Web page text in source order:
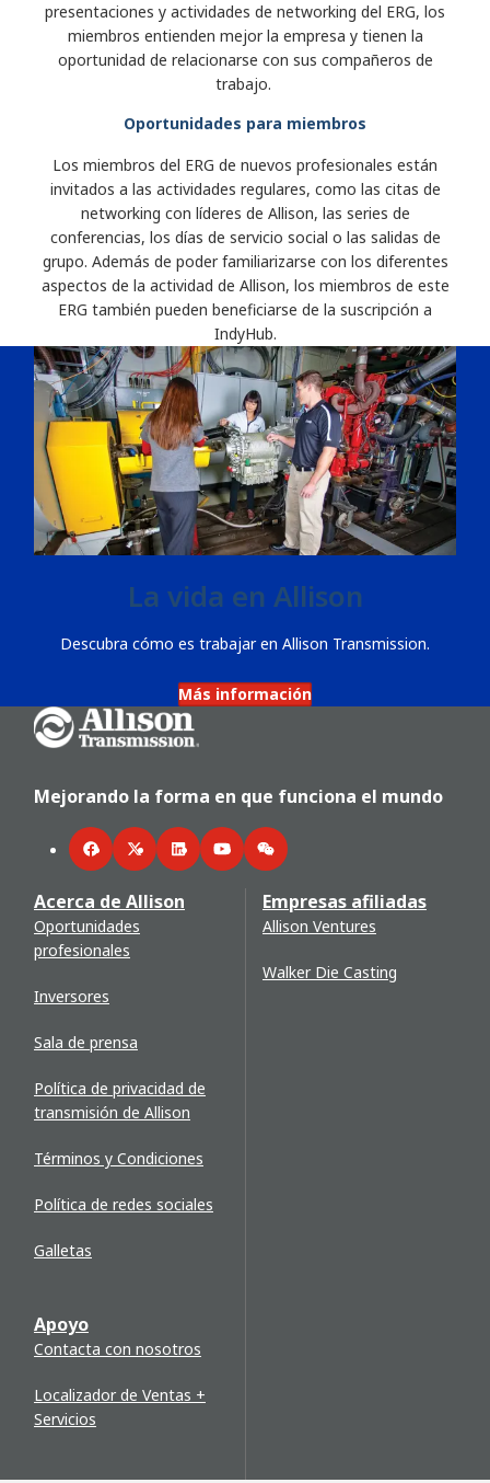
presentaciones y actividades de networking del ERG, los
miembros entienden mejor la empresa y tienen la
oportunidad de relacionarse con sus compañeros de
trabajo.
Oportunidades para miembros
Los miembros del ERG de nuevos profesionales están
invitados a las actividades regulares, como las citas de
networking con líderes de Allison, las series de
conferencias, los días de servicio social o las salidas de
grupo. Además de poder familiarizarse con los diferentes
aspectos de la actividad de Allison, los miembros de este
ERG también pueden beneficiarse de la suscripción a
IndyHub.
La vida en Allison
Descubra cómo es trabajar en Allison Transmission.
Más información
Go Home
Mejorando la forma en que funciona el mundo
FacebookTwitterLinkedInYouTubeWeChat
Acerca de Allison
Oportunidades
profesionales
Inversores
Sala de prensa
Política de privacidad de
transmisión de Allison
Términos y Condiciones
Política de redes sociales
Galletas
Apoyo
Contacta con nosotros
Localizador de Ventas +
Servicios
Empresas afiliadas
Allison Ventures
Walker Die Casting